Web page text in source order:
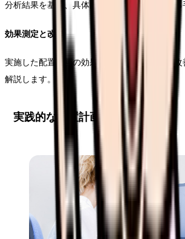
分析結果を基に、具体的な配置計画を立案する
効果測定と改善
実施した配置計画の効果を測定し、継続的な
解説します。
実践的な配置計画の立て方